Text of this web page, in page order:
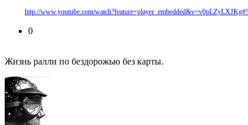
http://www.youtube.com/watch?feature=player_embedded&v=v0pLZyLXJKg#!
0
Жизнь ралли по бездорожью без карты.